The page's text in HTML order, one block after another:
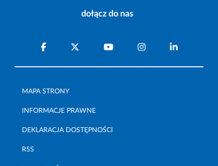
dołącz do nas
MAPA STRONY
INFORMACJE PRAWNE
DEKLARACJA DOSTĘPNOŚCI
RSS